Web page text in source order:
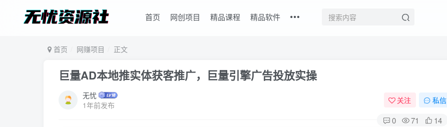
首页 网创项目 精品课程 精品软件
首页 网赚项目 正文
巨量AD本地推实体获客推广，巨量引擎广告投放实操
无忧
1年前发布
关注 私信
0 71 14